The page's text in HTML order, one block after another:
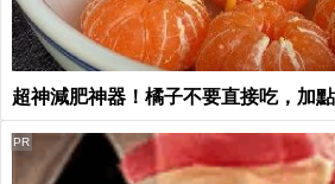
超神減肥神器！橘子不要直接吃，加
PR